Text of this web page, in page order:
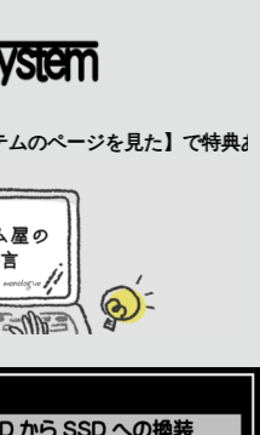
た】で特典あり 興味のあ